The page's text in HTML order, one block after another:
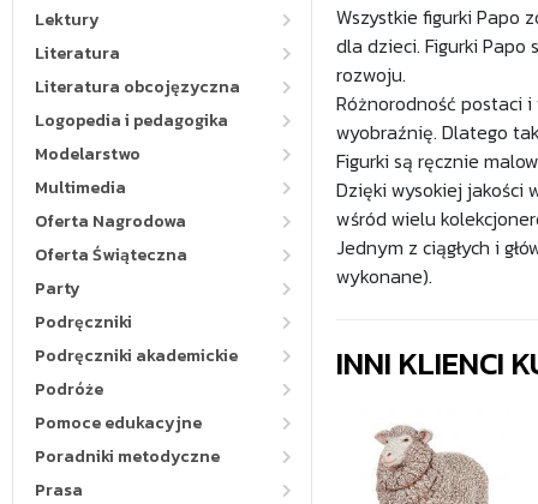
Lektury
Literatura
Literatura obcojęzyczna
Logopedia i pedagogika
Modelarstwo
Multimedia
Oferta Nagrodowa
Oferta Świąteczna
Party
Podręczniki
Podręczniki akademickie
Podróże
Pomoce edukacyjne
Poradniki metodyczne
Prasa
Wszystkie figurki Papo
dla dzieci. Figurki
rozwoju.
Różnorodność postaci
wyobraźnię. Dlatego
Figurki są ręcznie
Dzięki wysokiej jakości
wśród wielu
Jednym z ciągłych i
wykonane).
INNI KLIENCI